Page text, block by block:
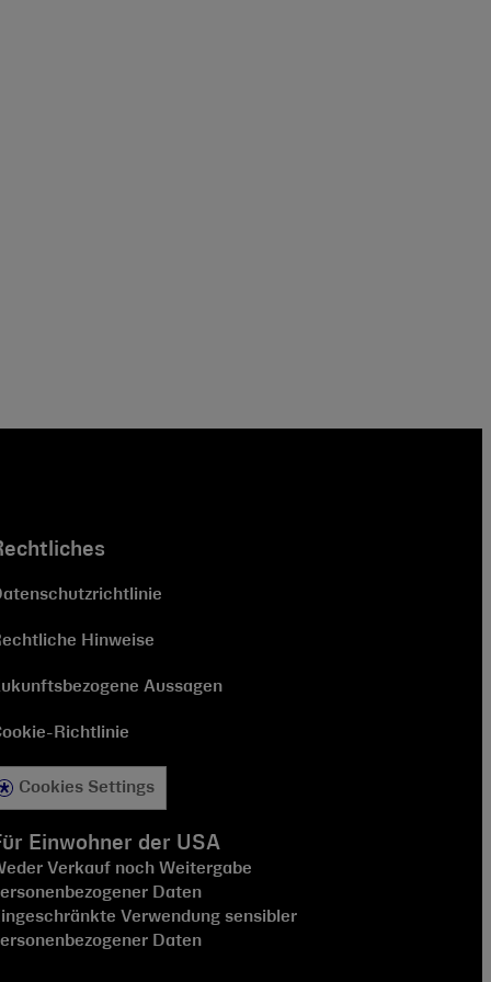
Hinweise
Aussagen
Richtlinie
Cookies Settings
Einwohner der USA
Verkauf noch Weitergabe
Daten
Verwendung sensibler
Daten